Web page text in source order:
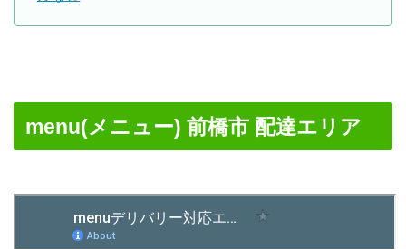
menu(メニュー) 前橋市 配達エリア